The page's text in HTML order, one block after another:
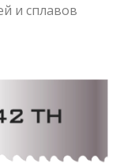
и сплавов